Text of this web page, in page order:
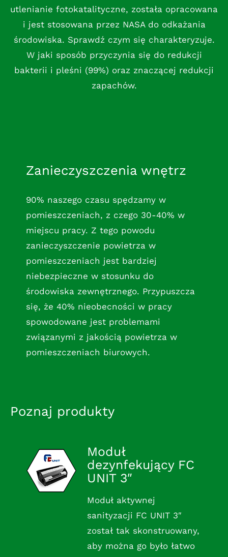
utlenianie fotokatalityczne, została opracowana
i jest stosowana przez NASA do odkażania
środowiska. Sprawdź czym się charakteryzuje.
W jaki sposób przyczynia się do redukcji
bakterii i pleśni (99%) oraz znaczącej redukcji
zapachów.
Zanieczyszczenia wnętrz
90% naszego czasu spędzamy w
pomieszczeniach, z czego 30-40% w
miejscu pracy. Z tego powodu
zanieczyszczenie powietrza w
pomieszczeniach jest bardziej
niebezpieczne w stosunku do
środowiska zewnętrznego. Przypuszcza
się, że 40% nieobecności w pracy
spowodowane jest problemami
związanymi z jakością powietrza w
pomieszczeniach biurowych.
Poznaj produkty
Moduł
dezynfekujący FC
UNIT 3″
Moduł aktywnej
sanityzacji FC UNIT 3″
został tak skonstruowany,
aby można go było łatwo